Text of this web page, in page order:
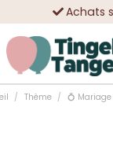
Achats
Des
Thème 💍 Mariage